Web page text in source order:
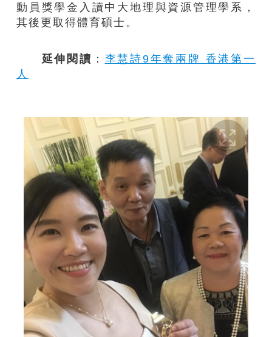
動員獎學金入讀中大地理與資源管理學系，
其後更取得體育碩士。
延伸閱讀 ： 李慧詩9年奪兩牌 香港第一
人